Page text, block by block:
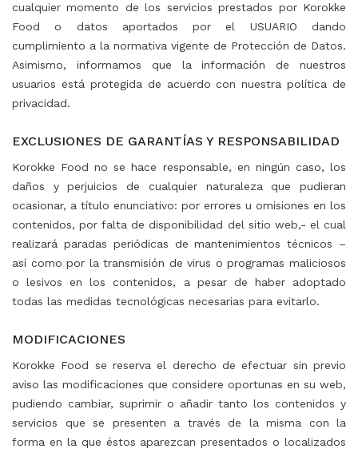
cualquier momento de los servicios prestados por Korokke
Food o datos aportados por el USUARIO dando
cumplimiento a la normativa vigente de Protección de Datos.
Asimismo, informamos que la información de nuestros
usuarios está protegida de acuerdo con nuestra política de
privacidad.
EXCLUSIONES DE GARANTÍAS Y RESPONSABILIDAD
Korokke Food no se hace responsable, en ningún caso, los
daños y perjuicios de cualquier naturaleza que pudieran
ocasionar, a título enunciativo: por errores u omisiones en los
contenidos, por falta de disponibilidad del sitio web,- el cual
realizará paradas periódicas de mantenimientos técnicos –
así como por la transmisión de virus o programas maliciosos
o lesivos en los contenidos, a pesar de haber adoptado
todas las medidas tecnológicas necesarias para evitarlo.
MODIFICACIONES
Korokke Food se reserva el derecho de efectuar sin previo
aviso las modificaciones que considere oportunas en su web,
pudiendo cambiar, suprimir o añadir tanto los contenidos y
servicios que se presenten a través de la misma con la
forma en la que éstos aparezcan presentados o localizados